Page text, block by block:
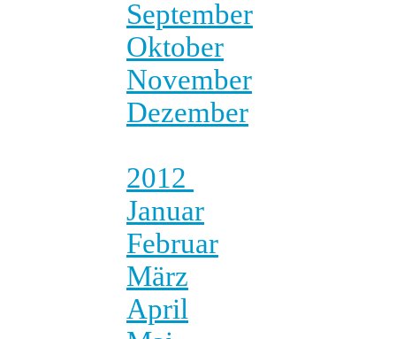
September
Oktober
November
Dezember
2012
Januar
Februar
März
April